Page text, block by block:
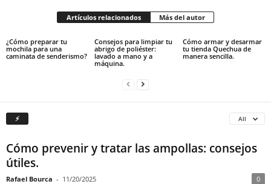
Artículos relacionados Más del autor
¿Cómo preparar tu
mochila para una
caminata de senderismo?
Consejos para limpiar tu
abrigo de poliéster:
lavado a mano y a
máquina.
Cómo armar y desarmar
tu tienda Quechua de
manera sencilla.
⚡ All
Cómo prevenir y tratar las ampollas: consejos
útiles.
Rafael Bourca - 11/20/2025 0